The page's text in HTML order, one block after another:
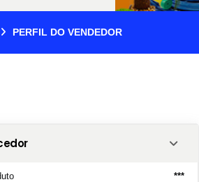
PERFIL DO VENDEDOR
***